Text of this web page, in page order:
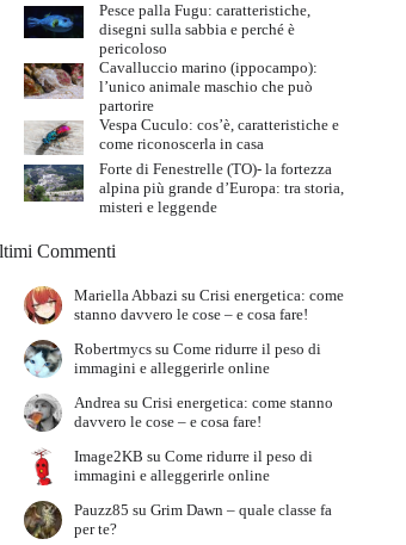
Pesce palla Fugu: caratteristiche,
disegni sulla sabbia e perché è
pericoloso
Cavalluccio marino (ippocampo):
l’unico animale maschio che può
partorire
Vespa Cuculo: cos’è, caratteristiche e
come riconoscerla in casa
Forte di Fenestrelle (TO)- la fortezza
alpina più grande d’Europa: tra storia,
misteri e leggende
Commenti
Mariella Abbazi su Crisi energetica: come
stanno davvero le cose – e cosa fare!
Robertmycssu Come ridurre il peso di
immagini e alleggerirle online
Andrea su Crisi energetica: come stanno
davvero le cose – e cosa fare!
Image2KB su Come ridurre il peso di
immagini e alleggerirle online
Pauzz85 su Grim Dawn – quale classe fa
per te?